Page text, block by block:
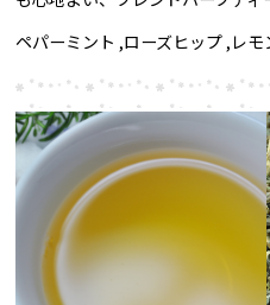
ペパーミント ,ローズヒップ ,レ